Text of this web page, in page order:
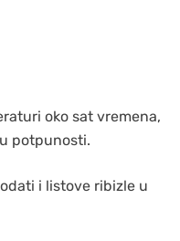
oko sat vremena,
potpunosti.
i listove ribizle u